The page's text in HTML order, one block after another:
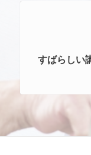
すばらしい